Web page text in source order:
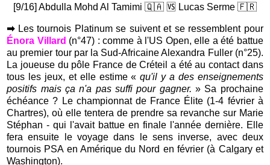
[9/16] Abdulla Mohd Al Tamimi 🇶🇦 🆚 Lucas Serme 🇫🇷
➡ Les tournois Platinum se suivent et se ressemblent pour
Énora Villard (n°47) : comme à l'US Open, elle a été battue
au premier tour par la Sud-Africaine Alexandra Fuller (n°25).
La joueuse du pôle France de Créteil a été au contact dans
tous les jeux, et elle estime «qu'il y a des enseignements
positifs mais ça n'a pas suffi pour gagner. » Sa prochaine
échéance ? Le championnat de France Élite (1-4 février à
Chartres), où elle tentera de prendre sa revanche sur Marie
Stéphan - qui l'avait battue en finale l'année dernière. Elle
fera ensuite le voyage dans le sens inverse, avec deux
tournois PSA en Amérique du Nord en février (à Calgary et
Washington).